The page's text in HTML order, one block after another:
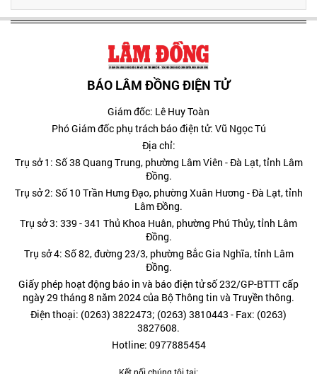
BÁO LÂM ĐỒNG ĐIỆN TỬ
Giám đốc: Lê Huy Toàn
Phó Giám đốc phụ trách báo điện tử: Vũ Ngọc Tú
Địa chỉ:
Trụ sở 1: Số 38 Quang Trung, phường Lâm Viên - Đà Lạt, tỉnh Lâm
Đồng.
Trụ sở 2: Số 10 Trần Hưng Đạo, phường Xuân Hương - Đà Lạt, tỉnh
Lâm Đồng.
Trụ sở 3: 339 - 341 Thủ Khoa Huân, phường Phú Thủy, tỉnh Lâm
Đồng.
Trụ sở 4: Số 82, đường 23/3, phường Bắc Gia Nghĩa, tỉnh Lâm
Đồng.
Giấy phép hoạt động báo in và báo điện tử số 232/GP-BTTT cấp
ngày 29 tháng 8 năm 2024 của Bộ Thông tin và Truyền thông.
Điện thoại: (0263) 3822473; (0263) 3810443 - Fax: (0263)
3827608.
Hotline: 0977885454